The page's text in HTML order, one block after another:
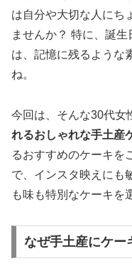
は自分や大切な人にち
ませんか？ 特に、誕
は、記憶に残るような
ね。
今回は、そんな30代女
れるおしゃれな手土産
るおすすめのケーキを
で、インスタ映えにも
も味も特別なケーキを
なぜ手土産にケー